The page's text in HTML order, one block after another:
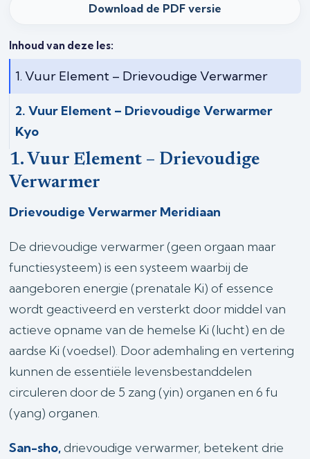
Download de PDF versie
Inhoud van deze les:
1. Vuur Element – Drievoudige Verwarmer
2. Vuur Element – Drievoudige Verwarmer
Kyo
1. Vuur Element – Drievoudige
Verwarmer
Drievoudige Verwarmer Meridiaan
De drievoudige verwarmer (geen orgaan maar
functiesysteem) is een systeem waarbij de
aangeboren energie (prenatale Ki) of essence
wordt geactiveerd en versterkt door middel van
actieve opname van de hemelse Ki (lucht) en de
aardse Ki (voedsel). Door ademhaling en vertering
kunnen de essentiële levensbestanddelen
circuleren door de 5 zang (yin) organen en 6 fu
(yang) organen.
San-sho, drievoudige verwarmer, betekent drie